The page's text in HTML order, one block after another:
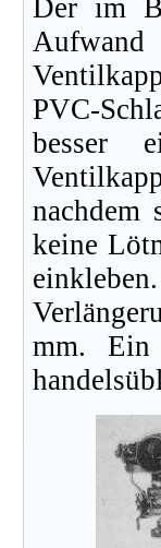
Der im
PVC-
besser
nachdem
keine
mm. Ein